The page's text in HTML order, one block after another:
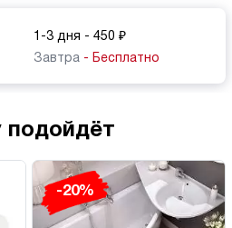
1-3 дня - 450 ₽
Завтра - Бесплатно
подойдёт
-20%